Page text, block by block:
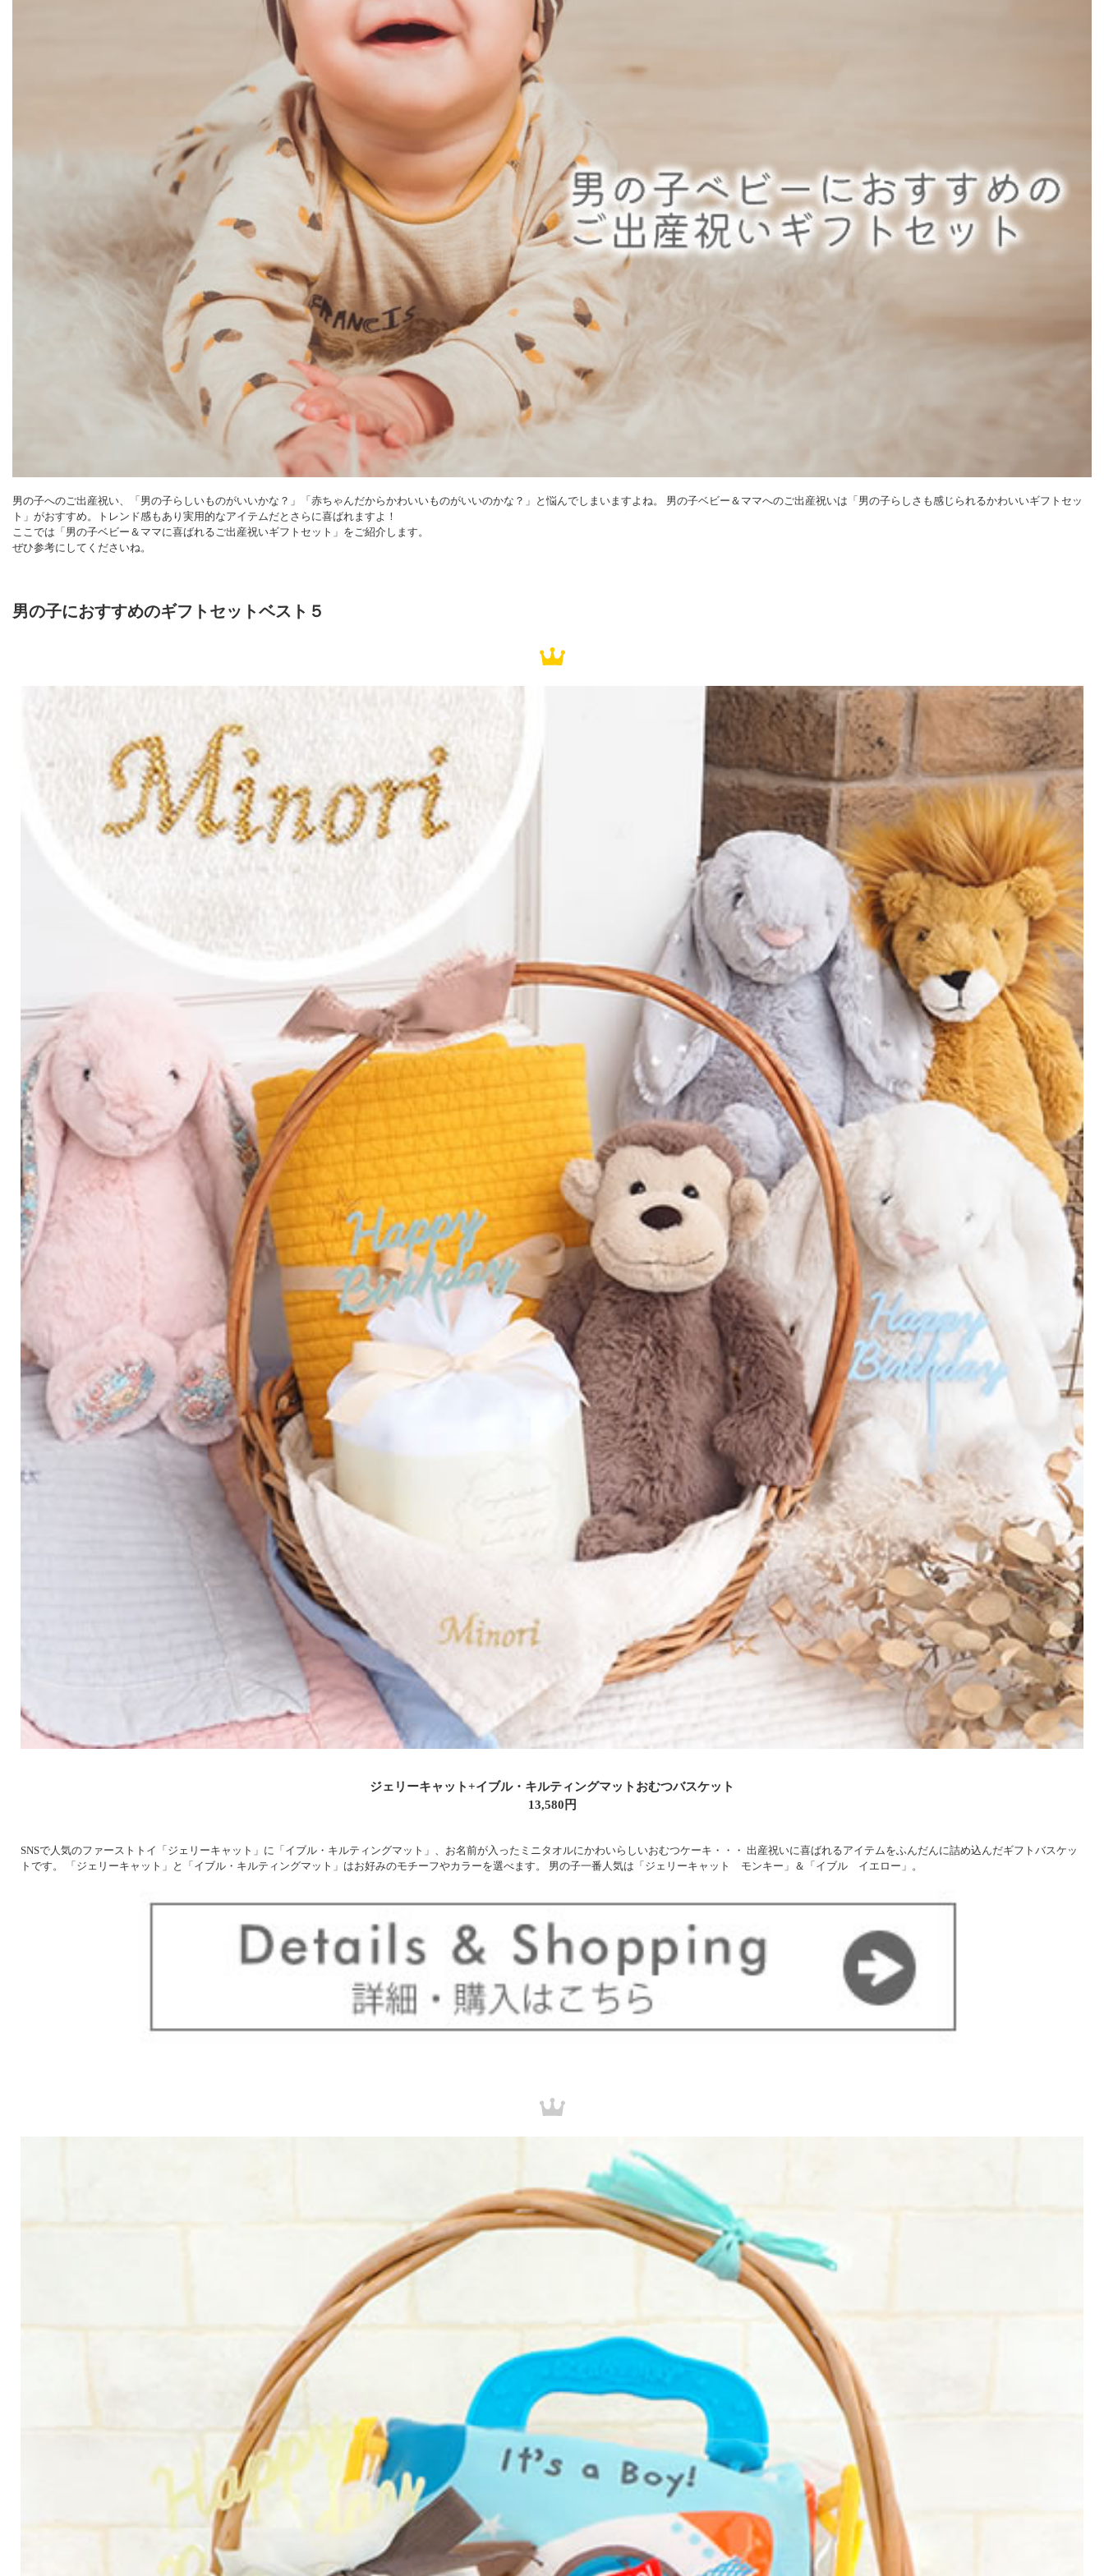
男の子へのご出産祝い、「男の子らしいものがいいかな？」「赤ちゃんだからかわいいものがいいのかな？」と悩んでしまいますよね。 男の子ベビー＆ママへのご出産祝いは「男の子らしさも感じられるかわいいギフトセッ
ト」がおすすめ。トレンド感もあり実用的なアイテムだとさらに喜ばれますよ！
ここでは「男の子ベビー＆ママに喜ばれるご出産祝いギフトセット」をご紹介します。
ぜひ参考にしてくださいね。
男の子におすすめのギフトセットベスト５
ジェリーキャット+イブル・キルティングマットおむつバスケット
13,580円
SNSで人気のファーストトイ「ジェリーキャット」に「イブル・キルティングマット」、お名前が入ったミニタオルにかわいらしいおむつケーキ・・・ 出産祝いに喜ばれるアイテムをふんだんに詰め込んだギフトバスケッ
トです。 「ジェリーキャット」と「イブル・キルティングマット」はお好みのモチーフやカラーを選べます。 男の子一番人気は「ジェリーキャット モンキー」＆「イブル イエロー」。